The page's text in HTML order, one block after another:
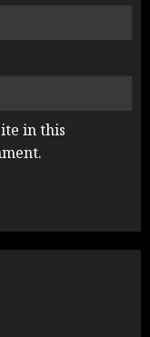
in this